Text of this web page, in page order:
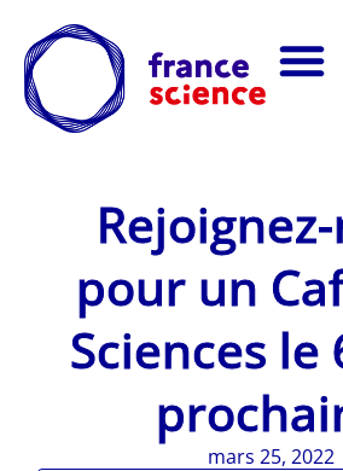
pour un
Sciences le
mars 25, 2022